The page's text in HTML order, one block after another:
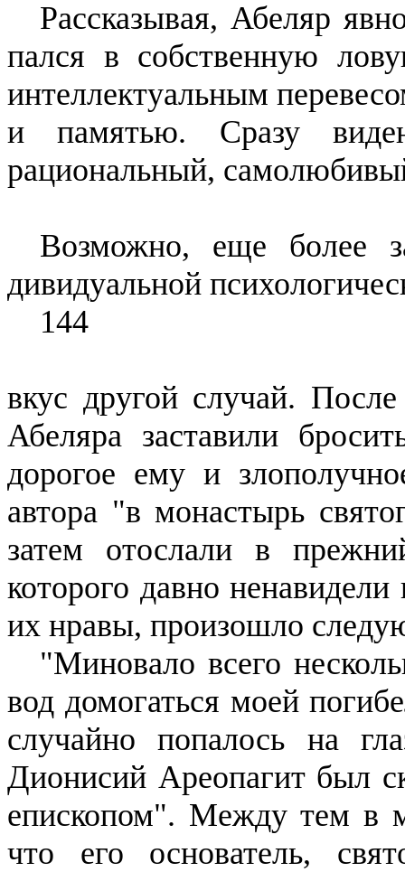
Рассказывая, Абеляр
пался в собственную
интел­лектуальным
и па­мятью. Сразу
рациональный,
Возможно, еще более
дивидуальной
144
вкус другой случай.
Абе­ляра заставили
дорогое ему и
автора "в мо­настырь
затем отослали в
которого давно
их нравы, произошло
"Миновало всего
вод домогаться моей
случайно попалось на
Диони­сий Ареопагитбыл
еписко­пом". Между тем в
что его ос­нователь,